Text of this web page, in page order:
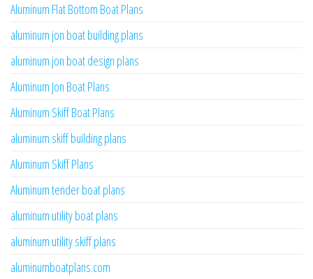
Aluminum Flat Bottom Boat Plans
aluminum jon boat building plans
aluminum jon boat design plans
Aluminum Jon Boat Plans
Aluminum Skiff Boat Plans
aluminum skiff building plans
Aluminum Skiff Plans
Aluminum tender boat plans
aluminum utility boat plans
aluminum utility skiff plans
aluminumboatplans.com